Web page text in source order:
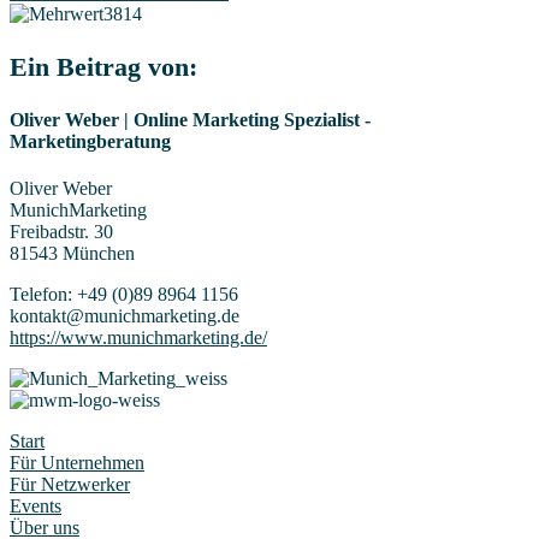
Ein Beitrag von:
Oliver Weber | Online Marketing Spezialist -
Marketingberatung
Oliver Weber
MunichMarketing
Freibadstr. 30
81543 München
Telefon: +49 (0)89 8964 1156
kontakt@munichmarketing.de
https://www.munichmarketing.de/
Start
Für Unternehmen
Für Netzwerker
Events
Über uns